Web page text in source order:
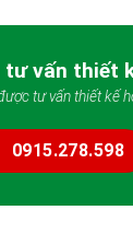
tư vấn thiết
tư vấn thiết kế
0915.278.598